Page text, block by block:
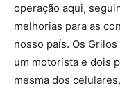
operação aqui,
melhorias para as
nosso país. Os
um motorista e dois
mesma dos